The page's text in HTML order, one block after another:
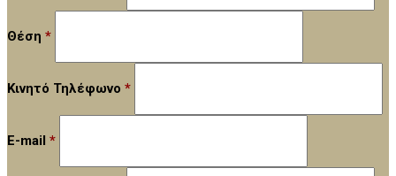
Θέση *
Κινητό Τηλέφωνο *
E-mail *